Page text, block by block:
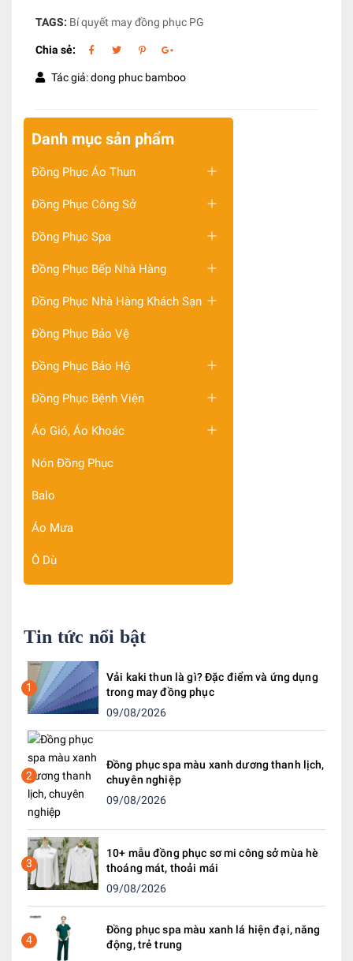
TAGS: Bí quyết may đồng phục PG
Chia sẻ:
Tác giả: dong phuc bamboo
Danh mục sản phẩm
Đồng Phục Áo Thun
Đồng Phục Công Sở
Đồng Phục Spa
Đồng Phục Bếp Nhà Hàng
Đồng Phục Nhà Hàng Khách Sạn
Đồng Phục Bảo Vệ
Đồng Phục Bảo Hộ
Đồng Phục Bệnh Viện
Áo Gió, Áo Khoác
Nón Đồng Phục
Balo
Áo Mưa
Ô Dù
Tin tức nổi bật
1
Vải kaki thun là gì? Đặc điểm và ứng dụng
trong may đồng phục
09/08/2026
2
Đồng phục spa màu xanh dương thanh lịch,
chuyên nghiệp
09/08/2026
3
10+ mẫu đồng phục sơ mi công sở mùa hè
thoáng mát, thoải mái
09/08/2026
4
Đồng phục spa màu xanh lá hiện đại, năng
động, trẻ trung